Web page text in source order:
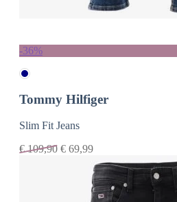
-36%
Tommy Hilfiger
Slim Fit Jeans
€109,90 € 69,99